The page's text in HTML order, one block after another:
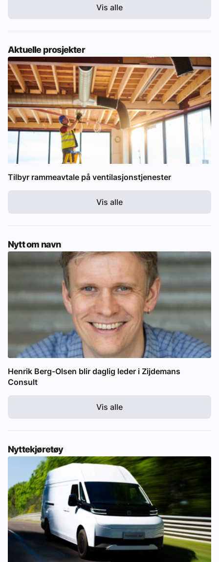
Vis alle
Aktuelle prosjekter
Tilbyr rammeavtale på ventilasjonstjenester
Vis alle
Nytt om navn
Henrik Berg-Olsen blir daglig leder i Zijdemans
Consult
Vis alle
Nyttekjøretøy